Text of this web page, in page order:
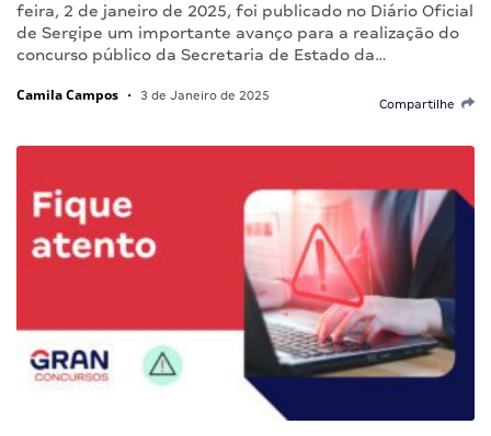
feira, 2 de janeiro de 2025, foi publicado no Diário Oficial
de Sergipe um importante avanço para a realização do
concurso público da Secretaria de Estado da…
Camila Campos • 3 de Janeiro de 2025
Compartilhe